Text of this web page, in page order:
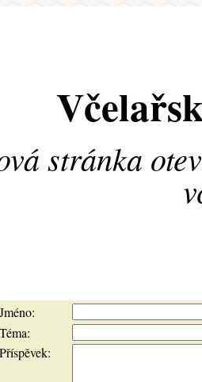
stránka
Jméno:
Téma:
Příspěvek: